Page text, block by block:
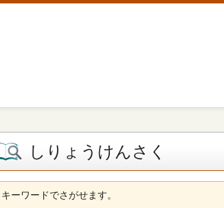
しりょうけんさく
キーワードでさがせます。